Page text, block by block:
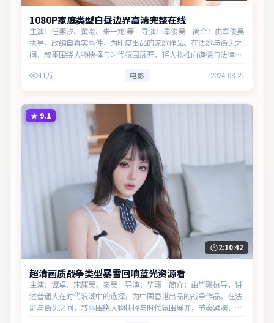
1080P家庭类型白昼边界高清完整在线
主演：任素汐、黄渤、朱一龙 等 导演：奉俊昊 简介：由奉俊昊
执导，改编自真实事件，为印度出品的家庭作品。在法庭与街头之
间，叙事围绕人物抉择与时代氛围展开，将人物推向道德与法律的
11万 电影 2024-08-21
★ 9.1
2:10:42
超清画质战争类型暴雪回响蓝光资源看
主演：谭卓、宋康昊、秦昊 导演：毕赣 简介：由毕赣执导，讲
述普通人在时代浪潮中的选择，为中国香港出品的战争作品。在法
庭与街头之间，叙事围绕人物抉择与时代氛围展开，节奏紧凑，反